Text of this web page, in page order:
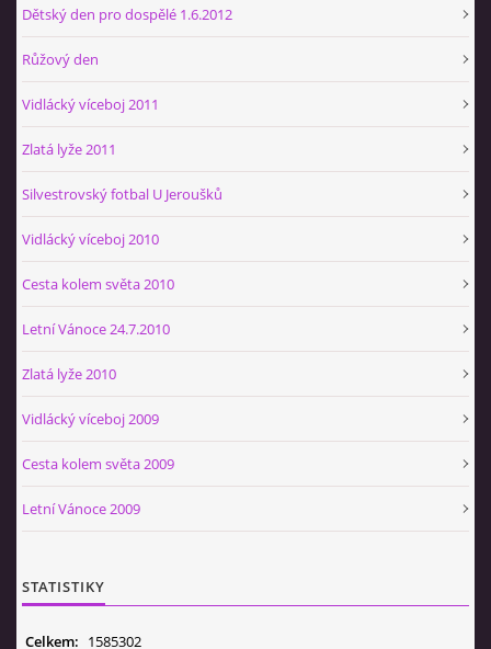
Dětský den pro dospělé 1.6.2012
Růžový den
Vidlácký víceboj 2011
Zlatá lyže 2011
Silvestrovský fotbal U Jeroušků
Vidlácký víceboj 2010
Cesta kolem světa 2010
Letní Vánoce 24.7.2010
Zlatá lyže 2010
Vidlácký víceboj 2009
Cesta kolem světa 2009
Letní Vánoce 2009
STATISTIKY
Celkem: 1585302